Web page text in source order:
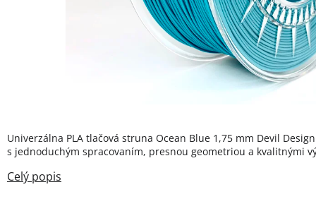
Univerzálna PLA tlačová struna Ocean Blue 1,75 mm Devil
s jednoduchým spracovaním, presnou geometriou a kvalitnými